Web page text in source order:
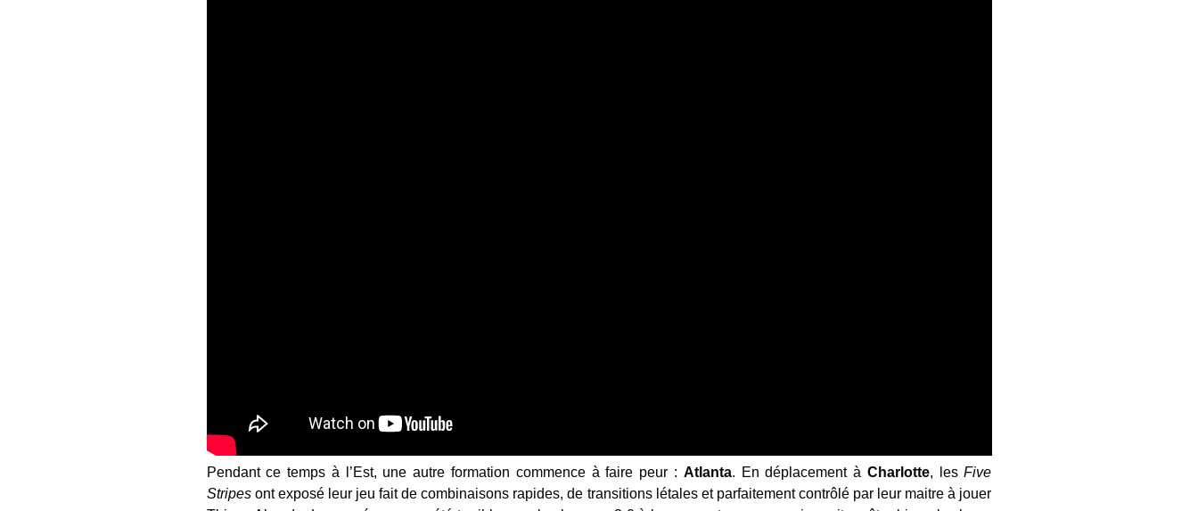
Pendant ce temps à l’Est, une autre formation commence à faire peur : Atlanta. En déplacement à Charlotte, lesFive
Stripesont exposé leur jeu fait de combinaisons rapides, de transitions létales et parfaitement contrôlé par leur maitre à jouer